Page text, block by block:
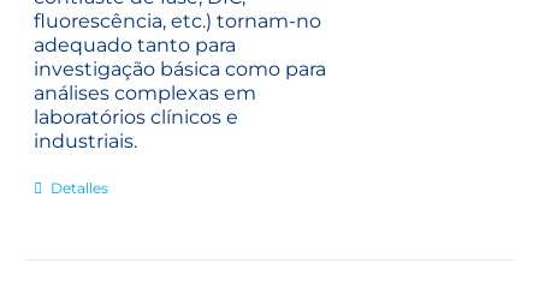
fluorescência, etc.) tornam-no
adequado tanto para
investigação básica como para
análises complexas em
laboratórios clínicos e
industriais.
Detalles